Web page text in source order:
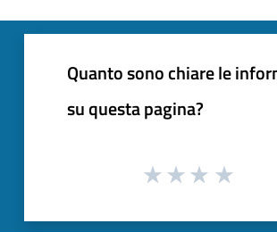
Quanto sono chiare le
su questa pagina?